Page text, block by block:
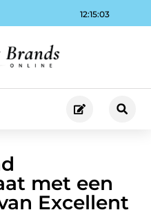
12:15:04
met een
Excellent